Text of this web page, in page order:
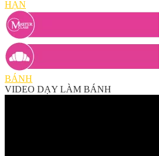
HẠN
BÁNH
VIDEO DẠY LÀM BÁNH